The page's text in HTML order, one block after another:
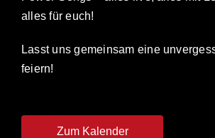
alles für euch!
Lasst uns gemeinsam eine
feiern!
Zum Kalender